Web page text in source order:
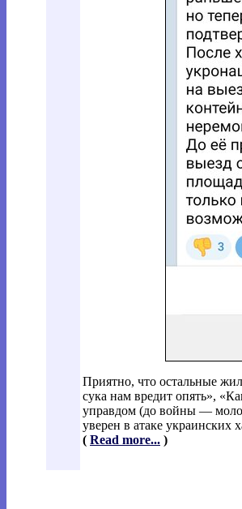
Приятно, что остальные
сука нам вредит опять»,
управдом (до войны —
уверен в атаке украинских
( Read more... )